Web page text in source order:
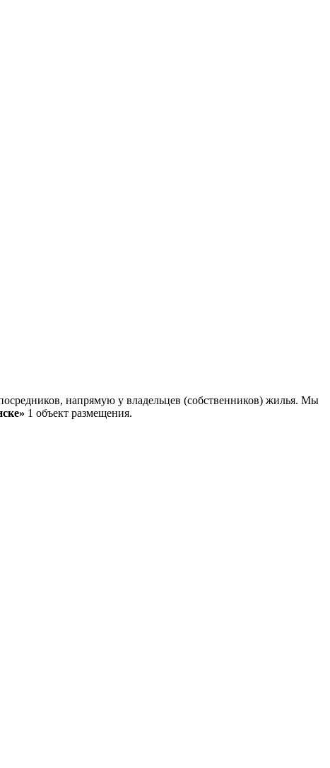
напрямую у владельцев (собственников) жилья. Мы
1 объект размещения.